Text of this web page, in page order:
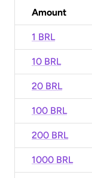
Amount
1 BRL
10 BRL
20 BRL
100 BRL
200 BRL
1000 BRL